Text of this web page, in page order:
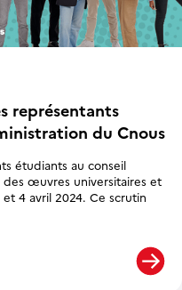
représentants
du Cnous
étudiants au conseil
œuvres universitaires et
4 avril 2024. Ce scrutin